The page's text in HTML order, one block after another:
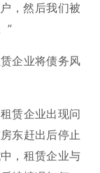
，然后我们被
”
企业将债务风
赁企业出现问
东赶出后停止
，租赁企业与